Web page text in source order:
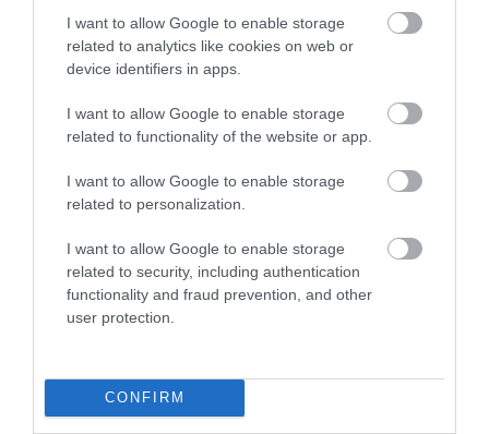
I want to allow Google to enable storage
related to analytics like cookies on web or
device identifiers in apps.
I want to allow Google to enable storage
related to functionality of the website or app.
I want to allow Google to enable storage
related to personalization.
I want to allow Google to enable storage
related to security, including authentication
functionality and fraud prevention, and other
user protection.
CONFIRM
ÉVES: AZ EMBER, AKI
MEGTANÍTOTTA A VILÁGNAK,
TERMÉSZETET
FÉREGÉRT – CSAK ÉPPEN NEM
AZ OKOZTA A RÁKOT
2026-04-23